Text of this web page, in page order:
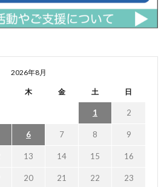
2026年8月
木 金 土 日
1 2
6 7 8 9
13 14 15 16
20 21 22 23